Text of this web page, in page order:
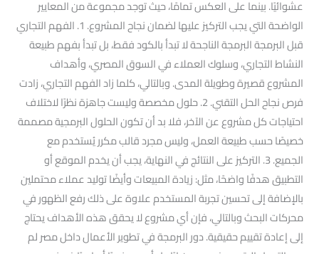
عشوائيًا. بينما على العكس تمامًا، حيث توجد مجموعة من المعايير
الواضحة التي يجب التركيز عليها لضمان نجاح المشروع. 1. الفهم التجاري
قبل البرمجة البرمجة الناجحة لا تبدأ بالكود فقط، بل تبدأ بفهم طبيعة
النشاط التجاري، وسلوك العملاء في السوق المصري، وأهداف
المشروع قصيرة وطويلة المدى. وبالتالي، كلما زاد الفهم التجاري، زادت
فرص نجاح الحل التقني. 2. حلول مخصصة وليست جاهزة نظرًا لاختلاف
احتياجات كل مشروع عن الآخر، فلا بد أن تكون الحلول البرمجية مصممة
خصيصًا حسب طبيعة العمل، وليس مجرد قالب مكرر يُستخدم مع
الجميع. 3. التركيز على النتائج في النهاية، يجب أن يخدم الموقع أو
التطبيق هدفًا واضحًا، مثل: زيادة المبيعات وأيضًا توليد عملاء محتملين
بالإضافة إلى تحسين تجربة المستخدم علاوة على ذلك رفع الظهور في
محركات البحث وبالتالي، فإن أي مشروع لا يحقق هذه الأهداف يحتاج
إلى إعادة تقييم حقيقية. دور البرمجة في تطوير الأعمال داخل مصر لم